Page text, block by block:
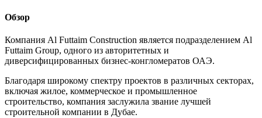
Обзор
Компания Al Futtaim Construction является подразделением Al
Futtaim Group, одного из авторитетных и
диверсифицированных бизнес-конгломератов ОАЭ.
Благодаря широкому спектру проектов в различных секторах,
включая жилое, коммерческое и промышленное
строительство, компания заслужила звание лучшей
строительной компании в Дубае.